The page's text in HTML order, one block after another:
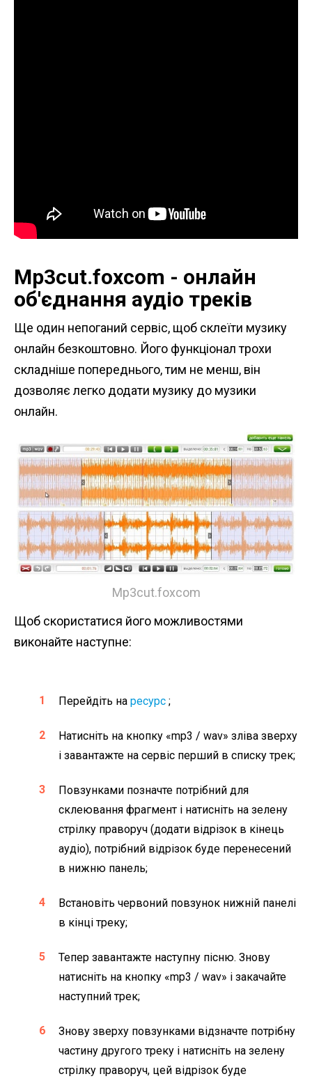
Mp3cut.foxcom - онлайн
об'єднання аудіо треків
Ще один непоганий сервіс, щоб склеїти музику
онлайн безкоштовно. Його функціонал трохи
складніше попереднього, тим не менш, він
дозволяє легко додати музику до музики
онлайн.
Mp3cut.foxcom
Щоб скористатися його можливостями
виконайте наступне:
Перейдіть на ресурс ;
Натисніть на кнопку «mp3 / wav» зліва зверху
і завантажте на сервіс перший в списку трек;
Повзунками позначте потрібний для
склеювання фрагмент і натисніть на зелену
стрілку праворуч (додати відрізок в кінець
аудіо), потрібний відрізок буде перенесений
в нижню панель;
Встановіть червоний повзунок нижній панелі
в кінці треку;
Тепер завантажте наступну пісню. Знову
натисніть на кнопку «mp3 / wav» і закачайте
наступний трек;
Знову зверху повзунками відзначте потрібну
частину другого треку і натисніть на зелену
стрілку праворуч, цей відрізок буде